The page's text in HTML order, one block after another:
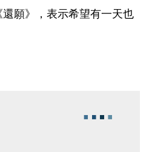
願》，表示希望有一天也